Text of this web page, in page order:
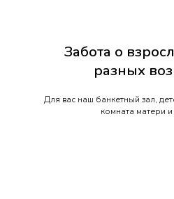
Забота о
разных
Для вас наш банкетный зал,
комната матери